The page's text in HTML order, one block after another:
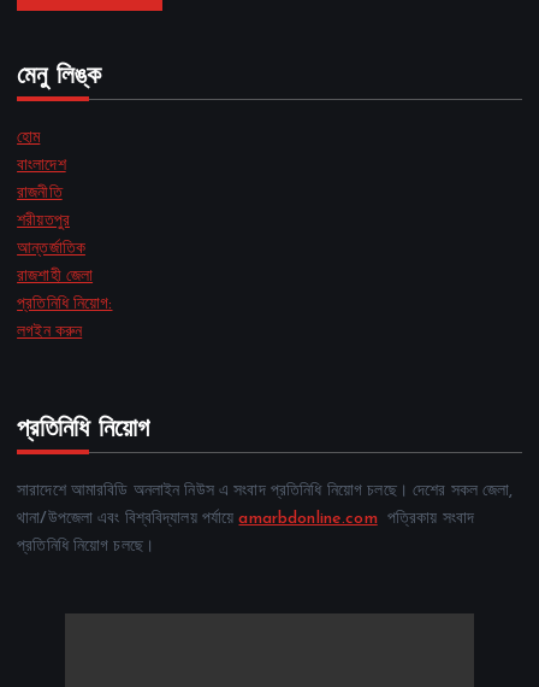
মেনু লিঙ্ক
হোম
বাংলাদেশ
রাজনীতি
শরীয়তপুর
আন্তর্জাতিক
রাজশাহী জেলা
প্রতিনিধি নিয়োগ:
লগইন করুন
প্রতিনিধি নিয়োগ
সারাদেশে আমারবিডি অনলাইন নিউস এ সংবাদ প্রতিনিধি নিয়োগ চলছে। দেশের সকল জেলা,
থানা/উপজেলা এবং বিশ্ববিদ্যালয় পর্যায়েamarbdonline.comপত্রিকায় সংবাদ
প্রতিনিধি নিয়োগ চলছে।